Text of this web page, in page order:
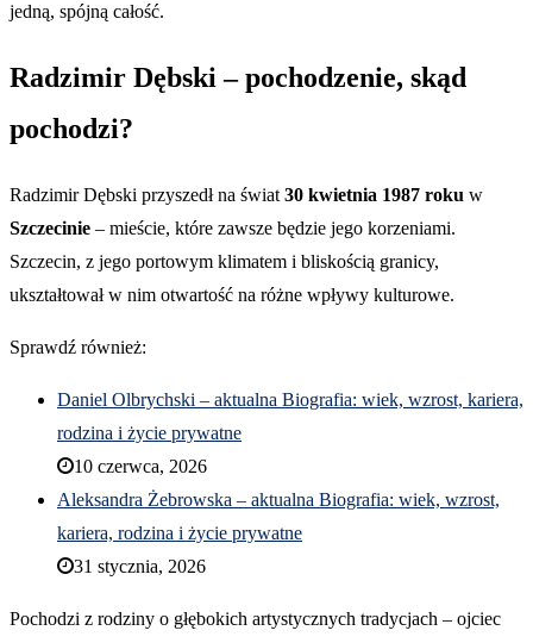
jedną, spójną całość.
Radzimir Dębski – pochodzenie, skąd
pochodzi?
Radzimir Dębski przyszedł na świat 30 kwietnia 1987 roku w
Szczecinie – mieście, które zawsze będzie jego korzeniami.
Szczecin, z jego portowym klimatem i bliskością granicy,
ukształtował w nim otwartość na różne wpływy kulturowe.
Sprawdź również:
Daniel Olbrychski – aktualna Biografia: wiek, wzrost, kariera,
rodzina i życie prywatne
10 czerwca, 2026
Aleksandra Żebrowska – aktualna Biografia: wiek, wzrost,
kariera, rodzina i życie prywatne
31 stycznia, 2026
Pochodzi z rodziny o głębokich artystycznych tradycjach – ojciec